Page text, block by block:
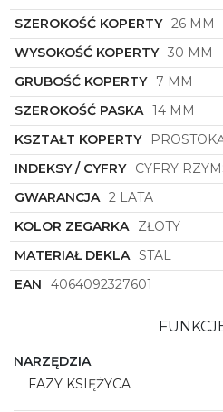
przez wiele lat, zachowując
urok i zawsze pozostając w
ten unikatowy zegarek,
ulubionym dodatkiem do
wyjątkowych stylizacji.
SZEROKOŚĆ KOPERTY 26 MM
WYSOKOŚĆ KOPERTY 30 MM
GRUBOŚĆ KOPERTY 7 MM
SZEROKOŚĆ PASKA 14 MM
KSZTAŁT KOPERTY
INDEKSY / CYFRY CYFRY
GWARANCJA 2 LATA
KOLOR ZEGARKA ZŁOTY
MATERIAŁ DEKLA STAL
EAN
4064092327601
NARZĘDZIA
FAZY KSIĘŻYCA